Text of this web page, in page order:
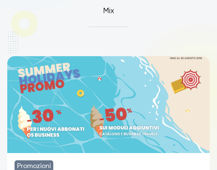
Mix
Promozioni